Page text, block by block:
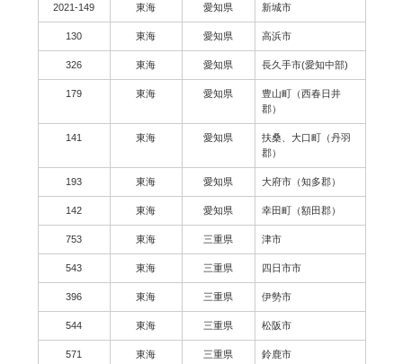
2021-149 東海 愛知県 新城市
130 東海 愛知県 高浜市
326 東海 愛知県 長久手市(愛知中部)
179 東海 愛知県
豊山町（西春日井
郡）
141 東海 愛知県
扶桑、大口町（丹羽
郡）
193 東海 愛知県 大府市（知多郡）
142 東海 愛知県 幸田町（額田郡）
753 東海 三重県 津市
543 東海 三重県 四日市市
396 東海 三重県 伊勢市
544 東海 三重県 松阪市
571 東海 三重県 鈴鹿市